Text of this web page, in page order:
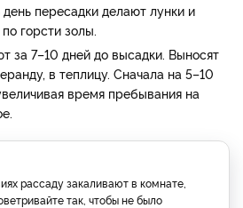
пересадки делают лунки и
горсти золы.
за 7–10 дней до высадки. Выносят
в теплицу. Сначала на 5–10
время пребывания на
рассаду закаливают в комнате,
так, чтобы не было